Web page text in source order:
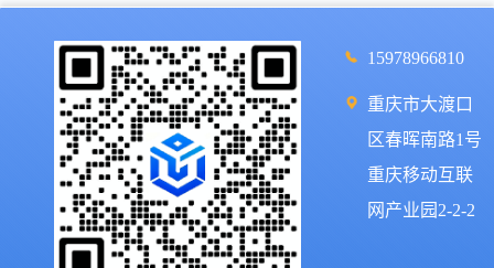
15978966810
重庆市大渡口
区春晖南路1号
重庆移动互联
网产业园2-2-2